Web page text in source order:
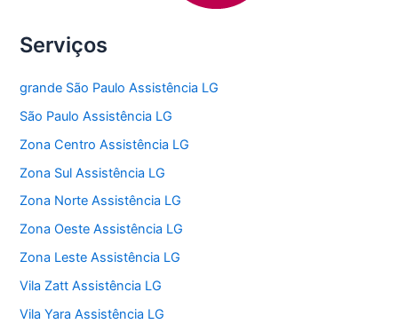
Serviços
grande São Paulo Assistência LG
São Paulo Assistência LG
Zona Centro Assistência LG
Zona Sul Assistência LG
Zona Norte Assistência LG
Zona Oeste Assistência LG
Zona Leste Assistência LG
Vila Zatt Assistência LG
Vila Yara Assistência LG